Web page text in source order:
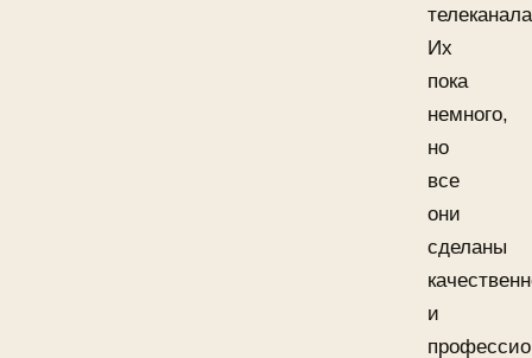
Их
пока
немного,
но
все
они
сделаны
и